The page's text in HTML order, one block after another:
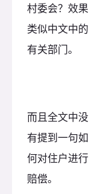
村委会？效果
类似中文中的
有关部门。
而且全文中没
有提到一句如
何对住户进行
赔偿。